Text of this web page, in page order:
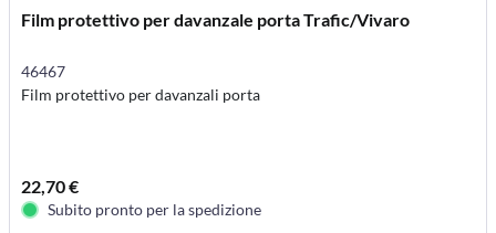
Film protettivo per davanzale porta Trafic/Vivaro
46467
Film protettivo per davanzali porta
22,70 €
Subito pronto per la spedizione